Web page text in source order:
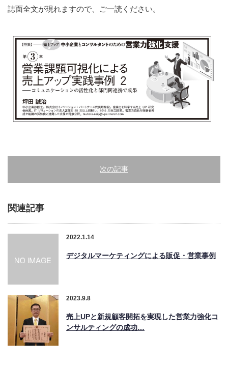
誌面全文が現れますので、ご一読ください。
次の記事
関連記事
2022.1.14
デジタルマーケティングによる販促・営業事例
2023.9.8
売上UPと新規顧客開拓を実現した営業力強化コ
ンサルティングの成功…